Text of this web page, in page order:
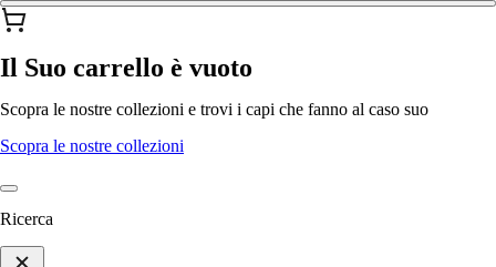
Il Suo carrello è vuoto
Scopra le nostre collezioni e trovi i capi che fanno al caso suo
Scopra le nostre collezioni
Ricerca